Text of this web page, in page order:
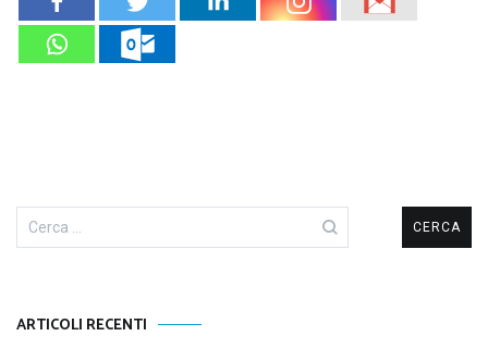
Ricerca
per:
ARTICOLI RECENTI